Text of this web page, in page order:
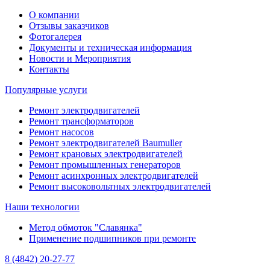
О компании
Отзывы заказчиков
Фотогалерея
Документы и техническая информация
Новости и Мероприятия
Контакты
Популярные услуги
Ремонт электродвигателей
Ремонт трансформаторов
Ремонт насосов
Ремонт электродвигателей Baumuller
Ремонт крановых электродвигателей
Ремонт промышленных генераторов
Ремонт асинхронных электродвигателей
Ремонт высоковольтных электродвигателей
Наши технологии
Метод обмоток "Славянка"
Применение подшипников при ремонте
8 (4842) 20-27-77